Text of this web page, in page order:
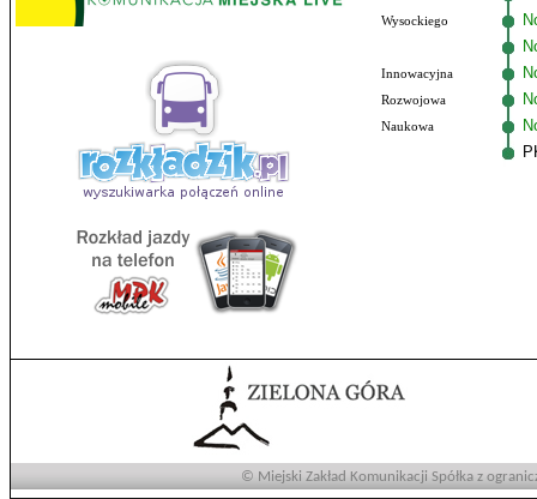
Wysockiego
Innowacyjna
Rozwojowa
Naukowa
© Miejski Zakład Komunikacji Spółka z